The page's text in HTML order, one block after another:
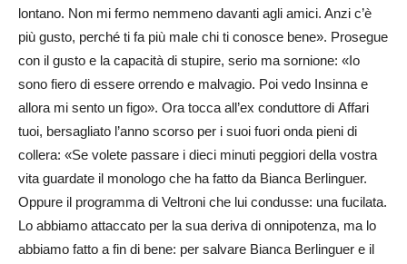
lontano. Non mi fermo nemmeno davanti agli amici. Anzi c’è
più gusto, perché ti fa più male chi ti conosce bene». Prosegue
con il gusto e la capacità di stupire, serio ma sornione: «Io
sono fiero di essere orrendo e malvagio. Poi vedo Insinna e
allora mi sento un figo». Ora tocca all’ex conduttore di Affari
tuoi, bersagliato l’anno scorso per i suoi fuori onda pieni di
collera: «Se volete passare i dieci minuti peggiori della vostra
vita guardate il monologo che ha fatto da Bianca Berlinguer.
Oppure il programma di Veltroni che lui condusse: una fucilata.
Lo abbiamo attaccato per la sua deriva di onnipotenza, ma lo
abbiamo fatto a fin di bene: per salvare Bianca Berlinguer e il